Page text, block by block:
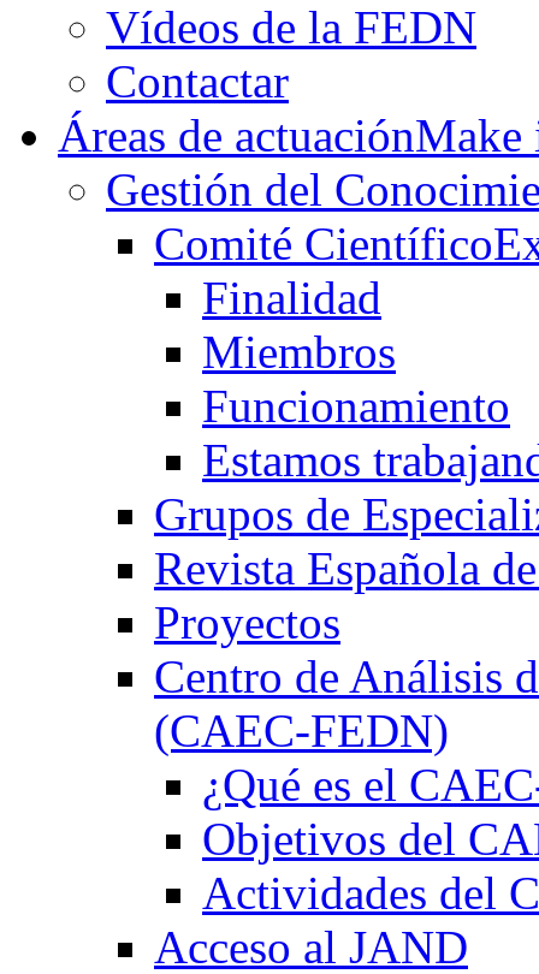
Vídeos de la FEDN
Contactar
Áreas de actuación
Gestión del
Comité Científico
Finalidad
Miembros
Funcionamiento
Estamos
Grupos de
Revista Española
Proyectos
Centro de Análisis
(CAEC-FEDN)
¿Qué es el
Objetivos del
Actividades del
Acceso al JAND